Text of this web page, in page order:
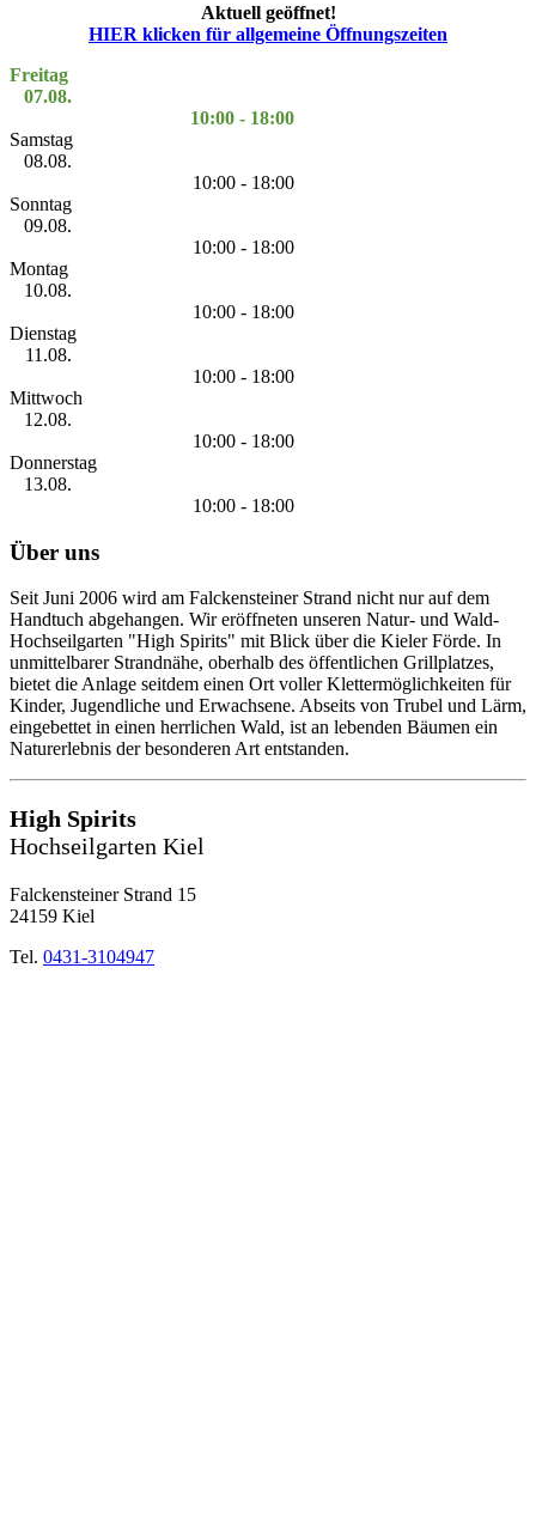
Aktuell geöffnet!
HIER klicken für allgemeine Öffnungszeiten
Freitag
07.08.
10:00 - 18:00
Samstag
08.08.
10:00 - 18:00
Sonntag
09.08.
10:00 - 18:00
Montag
10.08.
10:00 - 18:00
Dienstag
11.08.
10:00 - 18:00
Mittwoch
12.08.
10:00 - 18:00
Donnerstag
13.08.
10:00 - 18:00
Über uns
Seit Juni 2006 wird am Falckensteiner Strand nicht nur auf dem
Handtuch abgehangen. Wir eröffneten unseren Natur- und Wald-
Hochseilgarten "High Spirits" mit Blick über die Kieler Förde. In
unmittelbarer Strandnähe, oberhalb des öffentlichen Grillplatzes,
bietet die Anlage seitdem einen Ort voller Klettermöglichkeiten für
Kinder, Jugendliche und Erwachsene. Abseits von Trubel und Lärm,
eingebettet in einen herrlichen Wald, ist an lebenden Bäumen ein
Naturerlebnis der besonderen Art entstanden.
High Spirits
Hochseilgarten Kiel
Falckensteiner Strand 15
24159 Kiel
Tel. 0431-3104947